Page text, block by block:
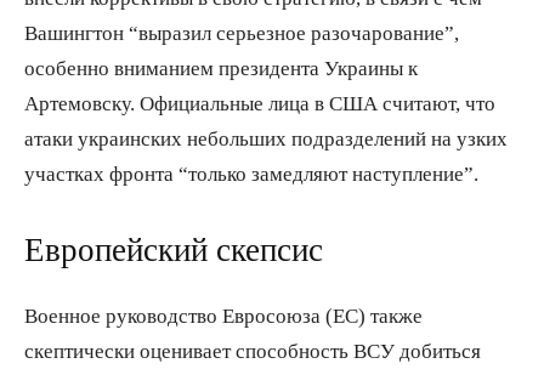
Вашингтон “выразил серьезное разочарование”,
особенно вниманием президента Украины к
Артемовску. Официальные лица в США считают, что
атаки украинских небольших подразделений на узких
участках фронта “только замедляют наступление”.
Европейский скепсис
Военное руководство Евросоюза (ЕС) также
скептически оценивает способность ВСУ добиться